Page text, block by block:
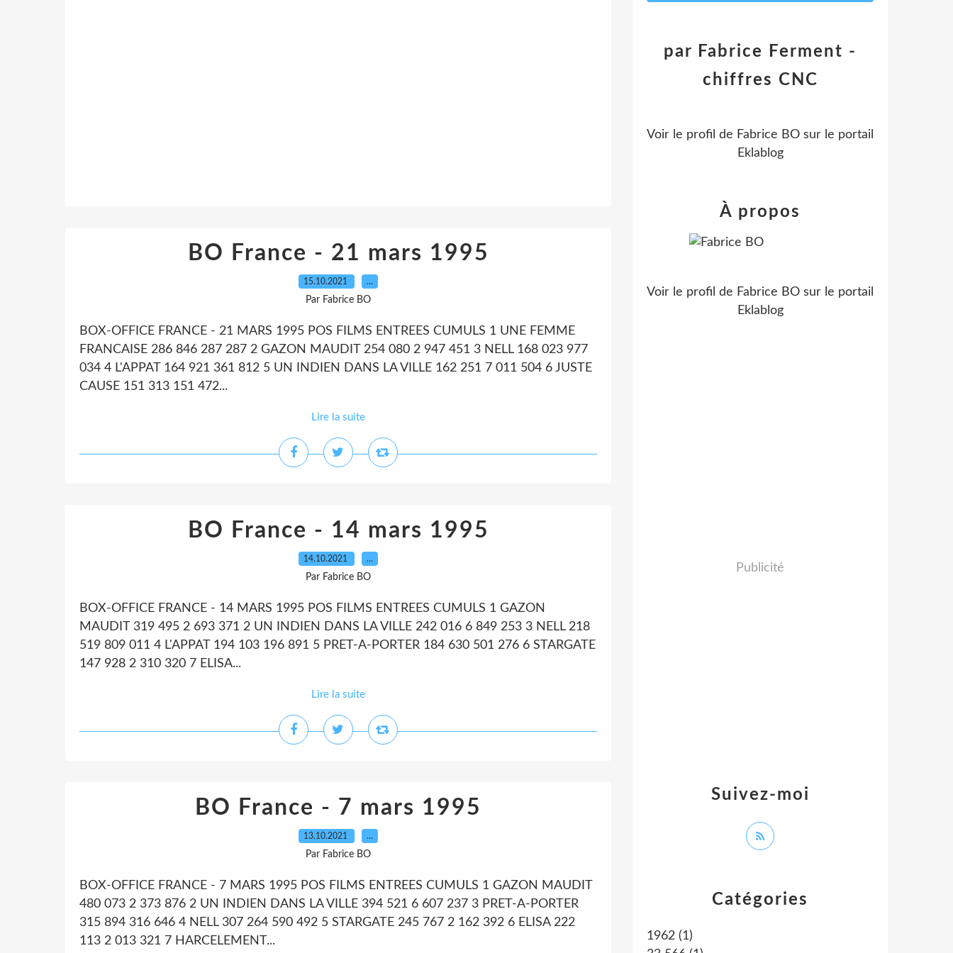
BO France - 21 mars 1995
15.10.2021 …
Par Fabrice BO
BOX-OFFICE FRANCE - 21 MARS 1995 POS FILMS ENTREES CUMULS 1 UNE FEMME
FRANCAISE 286 846 287 287 2 GAZON MAUDIT 254 080 2 947 451 3 NELL 168 023 977
034 4 L'APPAT 164 921 361 812 5 UN INDIEN DANS LA VILLE 162 251 7 011 504 6 JUSTE
CAUSE 151 313 151 472...
Lire la suite
BO France - 14 mars 1995
14.10.2021 …
Par Fabrice BO
BOX-OFFICE FRANCE - 14 MARS 1995 POS FILMS ENTREES CUMULS 1 GAZON
MAUDIT 319 495 2 693 371 2 UN INDIEN DANS LA VILLE 242 016 6 849 253 3 NELL 218
519 809 011 4 L'APPAT 194 103 196 891 5 PRET-A-PORTER 184 630 501 276 6 STARGATE
147 928 2 310 320 7 ELISA...
Lire la suite
BO France - 7 mars 1995
13.10.2021 …
Par Fabrice BO
BOX-OFFICE FRANCE - 7 MARS 1995 POS FILMS ENTREES CUMULS 1 GAZON MAUDIT
480 073 2 373 876 2 UN INDIEN DANS LA VILLE 394 521 6 607 237 3 PRET-A-PORTER
315 894 316 646 4 NELL 307 264 590 492 5 STARGATE 245 767 2 162 392 6 ELISA 222
113 2 013 321 7 HARCELEMENT...
Catégories
1962 (1)
par Fabrice Ferment -
chiffres CNC
Voir le profil de Fabrice BO sur le portail
Eklablog
Suivez-moi
À propos
Voir le profil de Fabrice BO sur le portail
Eklablog
Publicité